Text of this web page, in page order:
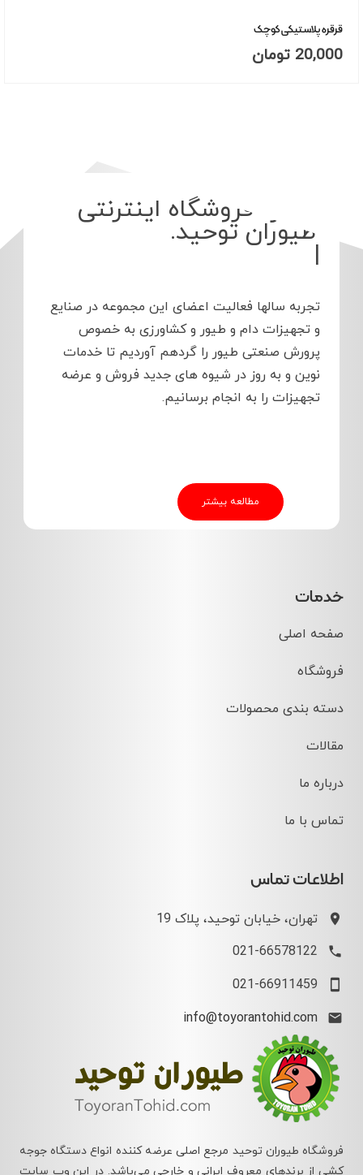
قرقره پلاستیکی کوچک
20,000 تومان
درباره فروشگاه اینترنتی
طیورا
|
تجربه سالها فعالیت اعضای این مجموعه در صنایع
و تجهیزات دام و طیور و کشاورزی به خصوص
پرورش صنعتی طیور را گردهم آوردیم تا خدمات
نوین و به روز در شیوه های جدید فروش و عرضه
تجهیزات را به انجام برسانیم.
مطالعه بیشتر
خدمات
صفحه اصلی
فروشگاه
دسته بندی محصولات
مقالات
درباره ما
تماس با ما
اطلاعات تماس
تهران، خیابان توحید، پلاک 19
021-66578122
021-66911459
info@toyorantohid.com
فروشگاه طیوران توحید مرجع اصلی عرضه کننده انواع دستگاه جوجه
کشی از برندهای معروف ایرانی و خارجی می‌باشد. در این وب سایت